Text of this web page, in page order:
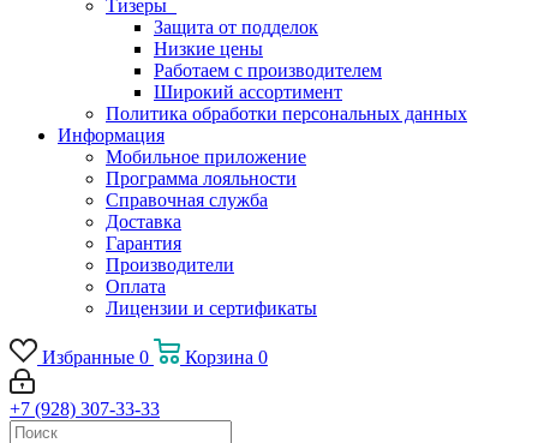
Тизеры
Защита от подделок
Низкие цены
Работаем с производителем
Широкий ассортимент
Политика обработки персональных данных
Информация
Мобильное приложение
Программа лояльности
Справочная служба
Доставка
Гарантия
Производители
Оплата
Лицензии и сертификаты
Избранные 0 Корзина 0
+7 (928) 307-33-33